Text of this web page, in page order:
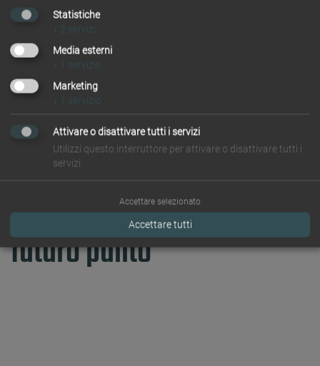
Sulla strada giusta per un
futuro pulito
Statistiche
↓
servizi
Media esterni
↓
servizio
Marketing
servizio
Attivare o disattivare tutti i servizi
Utilizzi questo interruttore per attivare o disattivare tutti i
servizi.
Accettare selezionato
Accettare tutti